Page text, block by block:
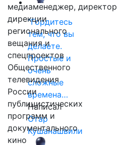
"Гордитесь
тем, что вы
делаете.
Простые и
очень
сложные
времена…
Написал
Отар
Кушанашвили
медиаменеджер, директор
дирекции
регионального
вещания и
спецпроектов
Общественного
телевидения
России
публицистических
программ и
документального
кино